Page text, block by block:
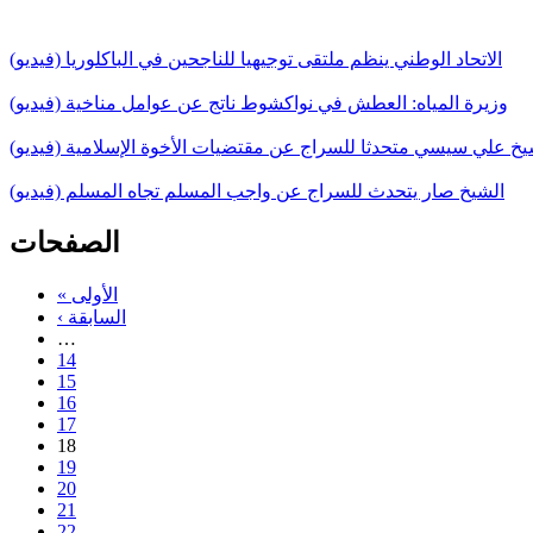
الاتحاد الوطني ينظم ملتقى توجيهيا للناجحين في الباكلوريا (فيديو)
وزيرة المياه: العطش في نواكشوط ناتج عن عوامل مناخية (فيديو)
علي سيسي متحدثا للسراج عن مقتضيات الأخوة الإسلامية (فيديو)
الشيخ صار يتحدث للسراج عن واجب المسلم تجاه المسلم (فيديو)
الصفحات
« الأولى
‹ السابقة
…
14
15
16
17
18
19
20
21